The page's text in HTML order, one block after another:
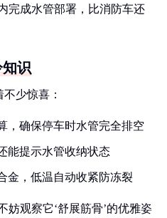
完成水管部署，比消防车还
识
少惊喜：
，确保停车时水管完全排空
能提示水管收纳状态
金，低温自动收紧防冻裂
妨观察它‘舒展筋骨’的优雅姿